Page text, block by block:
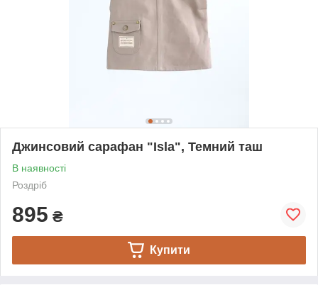
Джинсовий сарафан "Isla", Темний таш
В наявності
Роздріб
895 ₴
Купити